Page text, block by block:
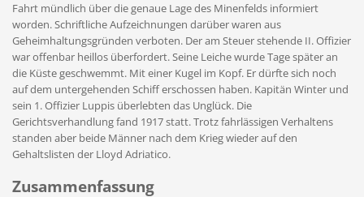
Fahrt mündlich über die genaue Lage des Minenfelds informiert
worden. Schriftliche Aufzeichnungen darüber waren aus
Geheimhaltungsgründen verboten. Der am Steuer stehende II. Offizier
war offenbar heillos überfordert. Seine Leiche wurde Tage später an
die Küste geschwemmt. Mit einer Kugel im Kopf. Er dürfte sich noch
auf dem untergehenden Schiff erschossen haben. Kapitän Winter und
sein 1. Offizier Luppis überlebten das Unglück. Die
Gerichtsverhandlung fand 1917 statt. Trotz fahrlässigen Verhaltens
standen aber beide Männer nach dem Krieg wieder auf den
Gehaltslisten der Lloyd Adriatico.
Zusammenfassung